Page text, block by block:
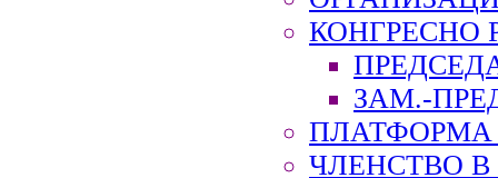
КОНГРЕСНО
ЗАМ.-
ПЛАТФОРМА
ЧЛЕНСТВО В